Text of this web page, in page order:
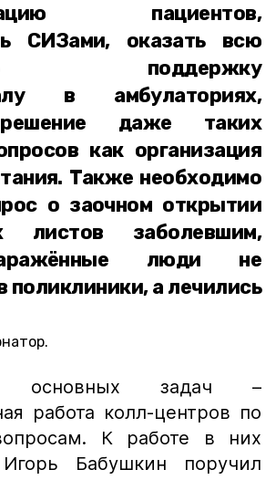
пациентов,
СИЗами, оказать всю
поддержку
в амбулаториях,
даже таких
как организация
Также необходимо
о заочном открытии
листов заболевшим,
люди не
поликлиники, а лечились
задач –
работа колл-центров по
К работе в них
Игорь Бабушкин поручил